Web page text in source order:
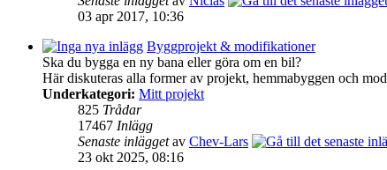
03 apr 2017, 10:36
Byggprojekt & modifikationer
Ska du bygga en ny bana eller göra om en bil?
Här diskuteras alla former av projekt, hemmabyggen och
Underkategori: Mitt projekt
825 Trådar
17467 Inlägg
Senaste inläggetav Chev-Lars
23 okt 2025, 08:16